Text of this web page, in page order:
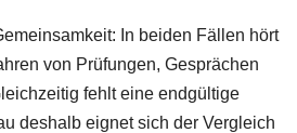
In beiden Fällen hört
von Prüfungen, Gesprächen
fehlt eine endgültige
deshalb eignet sich der Vergleich